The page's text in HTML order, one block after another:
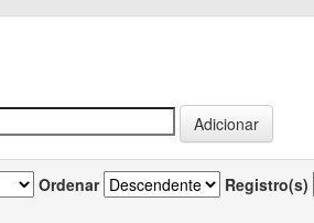
Ordenar Registro(s)